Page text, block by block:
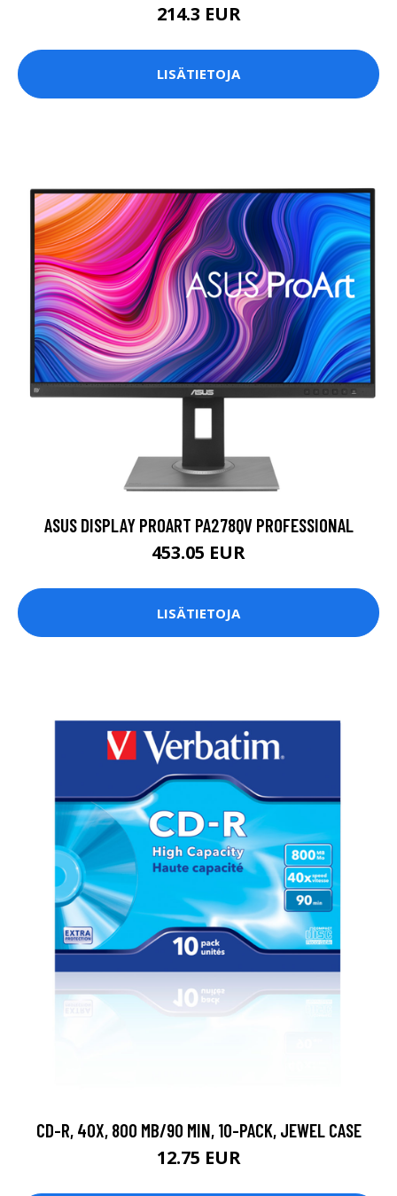
214.3 EUR
LISÄTIETOJA
ASUS DISPLAY PROART PA278QV PROFESSIONAL
453.05 EUR
LISÄTIETOJA
CD-R, 40X, 800 MB/90 MIN, 10-PACK, JEWEL CASE
12.75 EUR